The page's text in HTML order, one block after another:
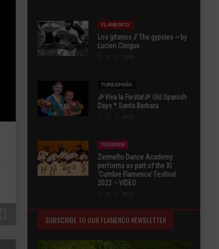
FLAMENCO
Los gitanos // The gypsies ~ by
Lucien Clergue
TURESPAÑA
🎉Viva la Fiesta!🎉 Old Spanish
Days * Santa Barbara
TOURISM
Zermeño Dance Academy
performs as part of the XI
‘Cumbre Flamenca’ Festival
2022 – VIDEO
SUBSCRIBE TO OUR FLAMENCO NEWSLETTER